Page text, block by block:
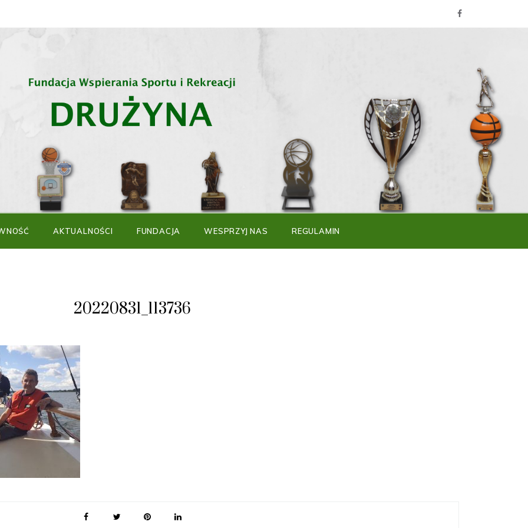
AKTUALNOŚCI FUNDACJA WESPRZYJ NAS REGULAMIN
20220831_113736